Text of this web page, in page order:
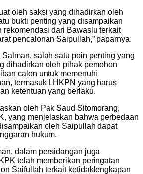
oleh saksi yang dihadirkan oleh
bukti penting yang disampaikan
rekomendasi dari Bawaslu terkait
pencalonan Saipullah,” paparnya.
salah satu poin penting yang
dihadirkan oleh pihak pemohon
calon untuk memenuhi
termasuk LHKPN yang harus
ketentuan yang berlaku.
oleh Pak Saud Sitomorang,
yang menjelaskan bahwa perbedaan
oleh Saipullah dapat
hukum.
dalam persidangan juga
telah memberikan peringatan
Saifullah terkait ketidaklengkapan